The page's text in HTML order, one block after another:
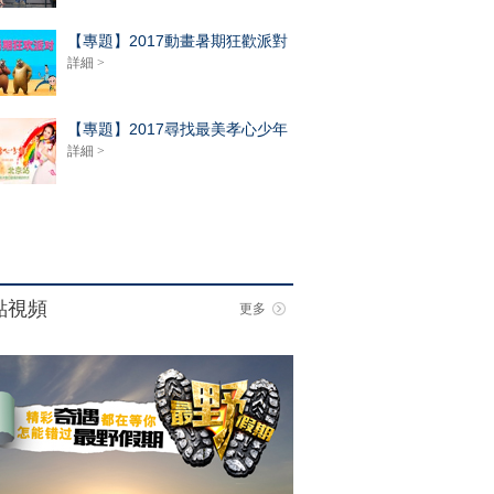
【專題】2017動畫暑期狂歡派對
詳細 >
【專題】2017尋找最美孝心少年
詳細 >
視頻 更多